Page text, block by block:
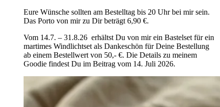
Eure Wünsche sollten am Bestelltag bis 20 Uhr bei mir sein.
Das Porto von mir zu Dir beträgt 6,90 €.
Vom 14.7. – 31.8.26 erhältst Du von mir ein Bastelset für ein
martimes Windlichtset als Dankeschön für Deine Bestellung
ab einem Bestellwert von 50,- €. Die Details zu meinem
Goodie findest Du im Beitrag vom 14. Juli 2026.